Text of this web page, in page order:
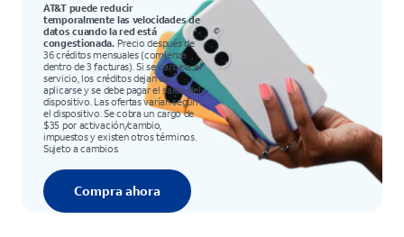
AT&T puede reducir
temporalmente las velocidades de
datos cuando la red está
congestionada.Precio después de
36 créditos mensuales (comienza
dentro de 3 facturas). Si se cancela el
servicio, los créditos dejan de
aplicarse y se debe pagar el saldo del
dispositivo. Las ofertas varían según
el dispositivo. Se cobra un cargo de
$35 por activación/cambio,
impuestos y existen otros términos.
Sujeto a cambios.
Compra ahora